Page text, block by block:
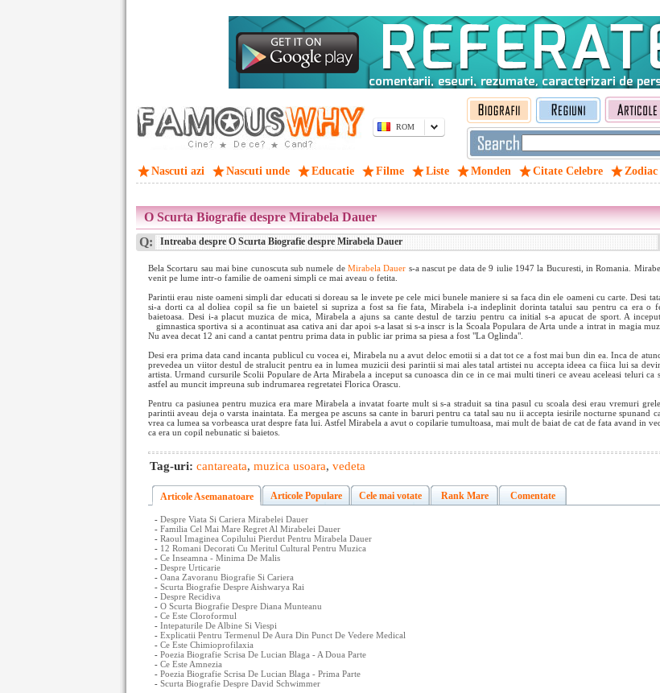
ROM
Nascuti azi Nascuti unde Educatie Filme Liste Monden Citate Celebre Zodiac
O Scurta Biografie despre Mirabela Dauer
Q: Intreaba despre O Scurta Biografie despre Mirabela Dauer
Bela Scortaru sau mai bine cunoscuta sub numele de Mirabela Dauer s-a nascut pe data de 9 iulie 1947 la Bucuresti, in Romania.
venit pe lume intr-o familie de oameni simpli ce mai aveau o fetita.
Parintii erau niste oameni simpli dar educati si doreau sa le invete pe cele mici bunele maniere si sa faca din ele oameni cu carte. Desi
si-a dorti ca al doliea copil sa fie un baietel si supriza a fost sa fie fata, Mirabela i-a indeplinit dorinta tatalui sau pentru ca era o
baietoasa. Desi i-a placut muzica de mica, Mirabela a ajuns sa cante destul de tarziu pentru ca initial s-a apucat de sport. A
gimnastica sportiva si a acontinuat asa cativa ani dar apoi s-a lasat si s-a inscr is la Scoala Populara de Arta unde a intrat in magia
Nu avea decat 12 ani cand a cantat pentru prima data in public iar prima sa piesa a fost "La Oglinda".
Desi era prima data cand incanta publicul cu vocea ei, Mirabela nu a avut deloc emotii si a dat tot ce a fost mai bun din ea. Inca de
prevedea un viitor destul de stralucit pentru ea in lumea muzicii desi parintii si mai ales tatal artistei nu accepta ideea ca fiica lui sa
artista. Urmand cursurile Scolii Populare de Arta Mirabela a inceput sa cunoasca din ce in ce mai multi tineri ce aveau aceleasi teluri ca
astfel au muncit impreuna sub indrumarea regretatei Florica Orascu.
Pentru ca pasiunea pentru muzica era mare Mirabela a invatat foarte mult si s-a straduit sa tina pasul cu scoala desi erau vremuri
parintii aveau deja o varsta inaintata. Ea mergea pe ascuns sa cante in baruri pentru ca tatal sau nu ii accepta iesirile nocturne spunand
vrea ca lumea sa vorbeasca urat despre fata lui. Astfel Mirabela a avut o copilarie tumultoasa, mai mult de baiat de cat de fata avand in
ca era un copil nebunatic si baietos.
Tag-uri: cantareata, muzica usoara, vedeta
Articole Asemanatoare Articole Populare Cele mai votate Rank Mare Comentate
- Despre Viata Si Cariera Mirabelei Dauer
- Familia Cel Mai Mare Regret Al Mirabelei Dauer
- Raoul Imaginea Copilului Pierdut Pentru Mirabela Dauer
- 12 Romani Decorati Cu Meritul Cultural Pentru Muzica
- Ce Inseamna - Minima De Malis
- Despre Urticarie
- Oana Zavoranu Biografie Si Cariera
- Scurta Biografie Despre Aishwarya Rai
- Despre Recidiva
- O Scurta Biografie Despre Diana Munteanu
- Ce Este Cloroformul
- Intepaturile De Albine Si Viespi
- Explicatii Pentru Termenul De Aura Din Punct De Vedere Medical
- Ce Este Chimioprofilaxia
- Poezia Biografie Scrisa De Lucian Blaga - A Doua Parte
- Ce Este Amnezia
- Poezia Biografie Scrisa De Lucian Blaga - Prima Parte
- Scurta Biografie Despre David Schwimmer